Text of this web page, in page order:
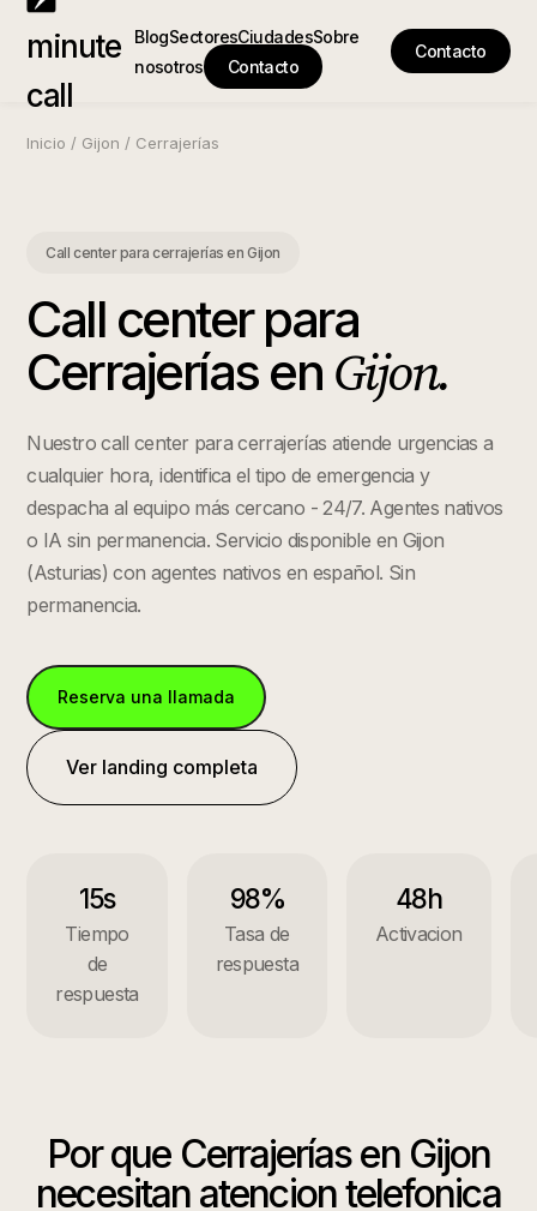
minute
call
BlogSectoresCiudadesSobre
nosotros
Contacto
Contacto
Inicio / Gijon / Cerrajerías
Call center para cerrajerías enGijon
Call center para
Cerrajeríasen Gijon.
Nuestro call center para cerrajerías atiende urgencias a
cualquier hora, identifica el tipo de emergencia y
despacha al equipo más cercano - 24/7. Agentes nativos
o IA sin permanencia.Servicio disponible en Gijon
(Asturias) con agentes nativos en español. Sin
permanencia.
Reserva una llamada
Ver landing completa
15s
Tiempo
de
respuesta
98%
Tasa de
respuesta
48h
Activacion
Por que Cerrajeríasen Gijon
necesitan atencion telefonica